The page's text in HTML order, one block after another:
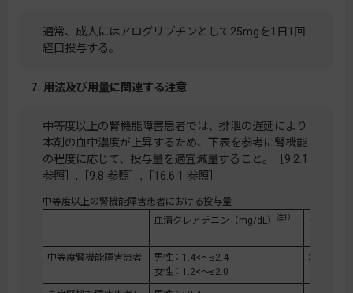
通常、成人にはアログリプチンとして25mgを1日1回
経口投与する。
7. 用法及び用量に関連する注意
中等度以上の腎機能障害患者では、排泄の遅延により
本剤の血中濃度が上昇するため、下表を参考に腎機能
の程度に応じて、投与量を適宜減量すること。［9.2.1
参照］,［9.8 参照］,［16.6.1 参照］
中等度以上の腎機能障害患者における投与量
血清クレアチニン（mg/dL）
注1）
クレアチ
中等度腎機能障害患者
男性：1.4<～≤2.4
女性：1.2<～≤2.0
30≤～<50